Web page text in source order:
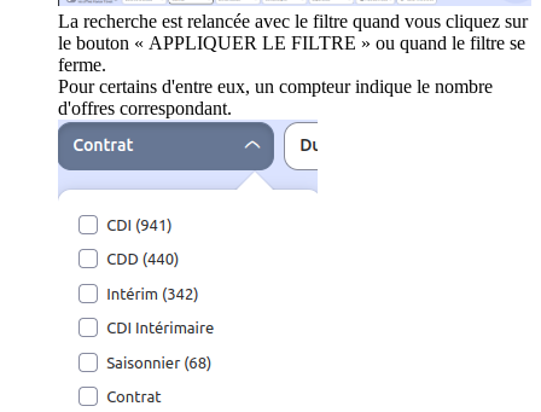
La recherche est relancée avec le filtre quand vous cliquez sur
le bouton « APPLIQUER LE FILTRE » ou quand le filtre se
ferme.
Pour certains d'entre eux, un compteur indique le nombre
d'offres correspondant.